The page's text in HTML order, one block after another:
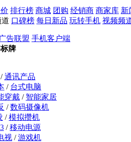
排行榜 商城 团购 经销商 商家库 新
口碑榜 每日新品 玩转手机 视频频
广告联盟 手机客户端
牌
/通讯产品
/ 台式电脑
穿戴 / 智能家居
/数码摄像机
/模拟攒机
/移动电源
视 /游戏机